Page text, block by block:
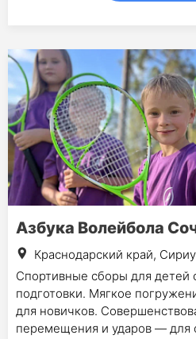
Азбука Волейбола
Краснодарский край,
Спортивные сборы для
подготовки. Мягкое
для новичков.
перемещения и ударов — для